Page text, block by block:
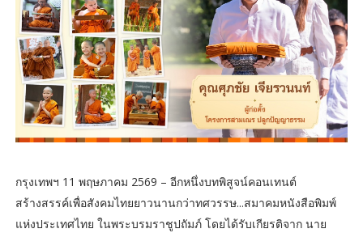
กรุงเทพฯ 11 พฤษภาคม 2569 – อีกหนึ่งบทพิสูจน์คอนเทนต์
สร้างสรรค์เพื่อสังคมไทยยาวนานกว่าทศวรรษ...สมาคมหนังสือพิมพ์
แห่งประเทศไทย ในพระบรมราชูปถัมภ์ โดยได้รับเกียรติจาก นาย